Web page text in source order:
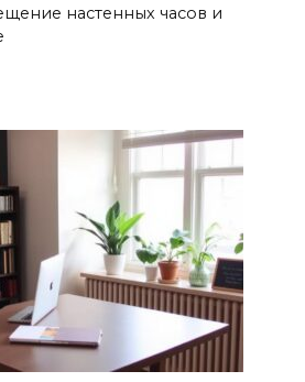
настенных часов и